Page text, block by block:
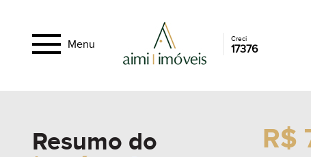
Menu Creci
17376
Resumo do R$